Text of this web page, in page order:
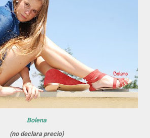
Bolena
(no declara precio)